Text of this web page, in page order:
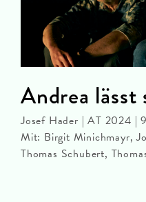
Andrea lässt
Josef Hader | AT 2024 |
Mit: Birgit Minichmayr,
Thomas Schubert,